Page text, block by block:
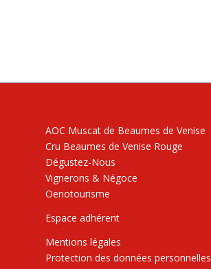
AOC Muscat de Beaumes de Venise
Cru Beaumes de Venise Rouge
Dégustez-Nous
Vignerons & Négoce
Oenotourisme
Espace adhérent
Mentions légales
Protection des données personnelles